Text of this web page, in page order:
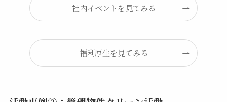
社内イベントを見てみる
福利厚生を見てみる